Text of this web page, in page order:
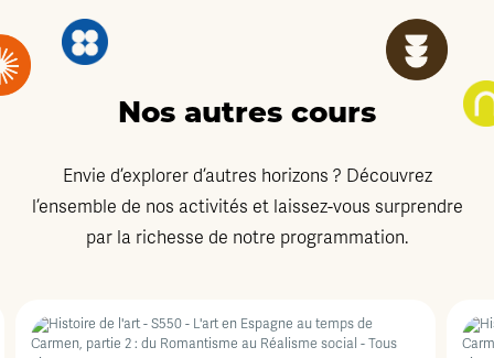
Nos autres cours
Envie d’explorer d’autres horizons ? Découvrez
l’ensemble de nos activités et laissez-vous surprendre
par la richesse de notre programmation.